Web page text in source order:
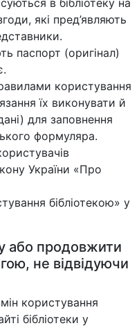
в бібліотеку на
які пред’являють
паспорт (оригінал)
користування
їх виконувати й
для заповнення
формуляра.
України «Про
бібліотекою» у
або продовжити
не відвідуючи
користування
бібліотеки у